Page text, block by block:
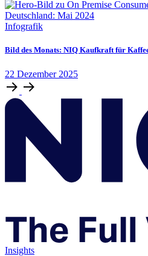
Infografik
Bild des Monats: NIQ Kaufkraft für
22 Dezember 2025
Insights